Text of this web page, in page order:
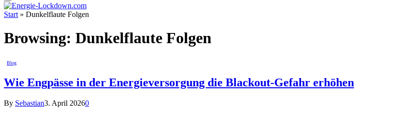
Start » Dunkelflaute Folgen
Browsing: Dunkelflaute Folgen
Blog
Wie Engpässe in der Energieversorgung die Blackout-Gefahr erhöhen
By Sebastian3. April 20260